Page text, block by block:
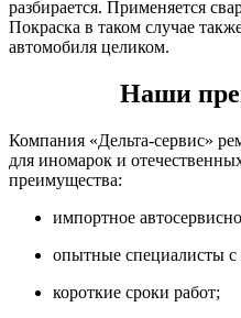
разбирается. Применяется
Покраска в таком случае
автомобиля целиком.
Наши
Компания «Дельта-сервис»
для иномарок и
преимущества:
импортное
опытные специалисты
короткие сроки работ;